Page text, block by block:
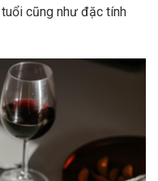
cũng như đặc tính